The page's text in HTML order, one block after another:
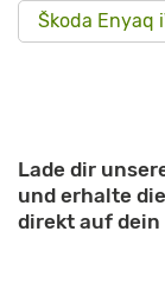
Škoda Enyaq
Lade dir
und erhalte
direkt auf dein